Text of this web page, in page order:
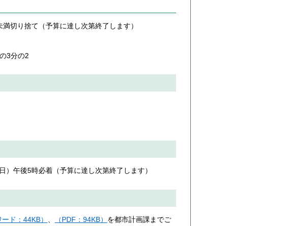
切り捨て（予算に達し次第終了します）
3分の2
午後5時必着（予算に達し次第終了します）
ド：44KB） 、 （PDF：94KB） を都市計画課までご